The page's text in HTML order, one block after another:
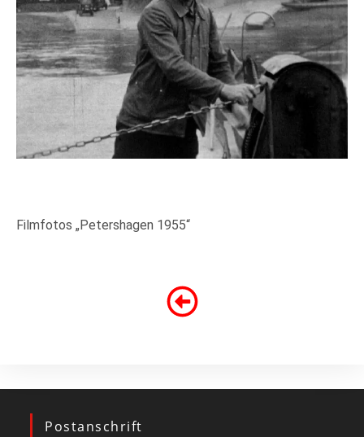
Filmfotos „Petershagen 1955“
Postanschrift